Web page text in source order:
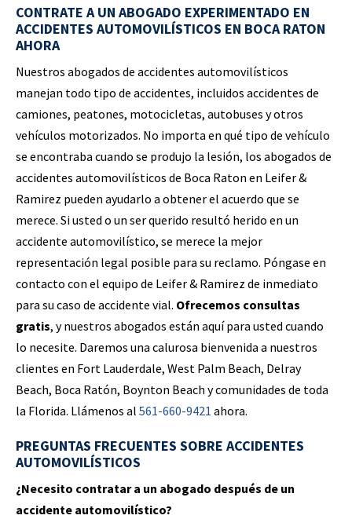
CONTRATE A UN ABOGADO EXPERIMENTADO EN
ACCIDENTES AUTOMOVILÍSTICOS EN BOCA RATON
AHORA
Nuestros abogados de accidentes automovilísticos
manejan todo tipo de accidentes, incluidos accidentes de
camiones, peatones, motocicletas, autobuses y otros
vehículos motorizados. No importa en qué tipo de vehículo
se encontraba cuando se produjo la lesión, los abogados de
accidentes automovilísticos de Boca Raton en Leifer &
Ramirez pueden ayudarlo a obtener el acuerdo que se
merece. Si usted o un ser querido resultó herido en un
accidente automovilístico, se merece la mejor
representación legal posible para su reclamo. Póngase en
contacto con el equipo de Leifer & Ramirez de inmediato
para su caso de accidente vial. Ofrecemos consultas
gratis, y nuestros abogados están aquí para usted cuando
lo necesite. Daremos una calurosa bienvenida a nuestros
clientes en Fort Lauderdale, West Palm Beach, Delray
Beach, Boca Ratón, Boynton Beach y comunidades de toda
la Florida. Llámenos al 561-660-9421 ahora.
PREGUNTAS FRECUENTES SOBRE ACCIDENTES
AUTOMOVILÍSTICOS
¿Necesito contratar a un abogado después de un
accidente automovilístico?